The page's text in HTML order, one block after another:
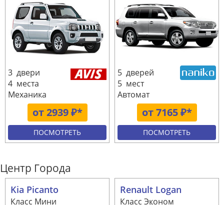
от 2939 ₽*
3 двери
4 места
Механика
ПОСМОТРЕТЬ
от 7165 ₽*
5 дверей
5 мест
Автомат
ПОСМОТРЕТЬ
Центр Города
Kia Picanto
Класс Мини
Renault Logan
Класс Эконом